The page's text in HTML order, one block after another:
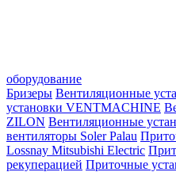
оборудование
Бризеры Вентиляционные
установки VENTMACHINE
ZILON Вентиляционные
вентиляторы Soler Palau
Lossnay Mitsubishi Electric
рекуперацией Приточные